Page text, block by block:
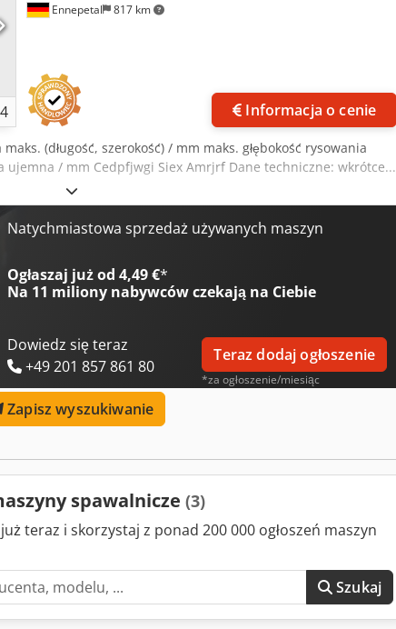
4
Ennepetal 817 km
Informacja o cenie
(długość, szerokość) / mm maks. głębokość rysowania
ujemna / mm Cedpfjwgi Siex Amrjrf Dane techniczne: wkrótce...
Natychmiastowa sprzedaż używanych maszyn
Ogłaszaj już od 4,49 €*
Na 11 miliony nabywcówczekają na Ciebie
Dowiedz się teraz
+49 201 857 861 80
Teraz dodaj ogłoszenie
*za ogłoszenie/miesiąc
Zapisz wyszukiwanie
spawalnicze (3)
teraz i skorzystaj z ponad 200 000 ogłoszeń maszyn
Szukaj